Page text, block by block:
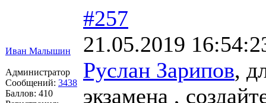
Иван Малышин
Администратор
Сообщений: 3438
Баллов: 410
#257
21.05.2019
Руслан Зарипов,
экзамена ,